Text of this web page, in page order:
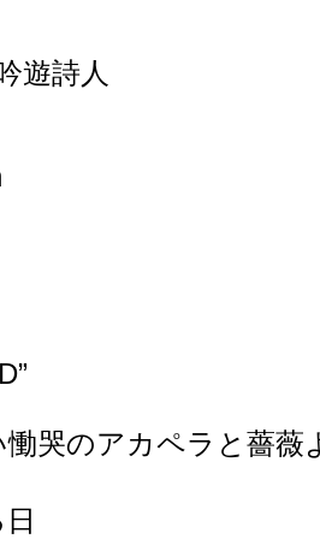
遊詩人
哭のアカペラと薔薇